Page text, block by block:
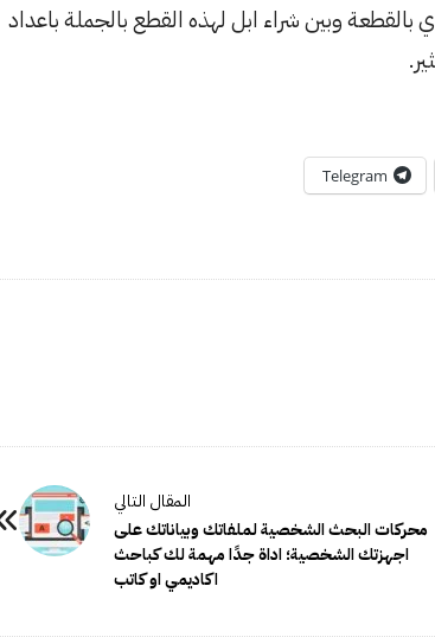
وبين شراء ابل لهذه القطع بالجملة باعداد
Telegram
محركات البحث الشخصية لملفاتك وبياناتك على
اجهزتك الشخصية؛ اداة جدًا مهمة لك كباحث
اكاديمي او كاتب